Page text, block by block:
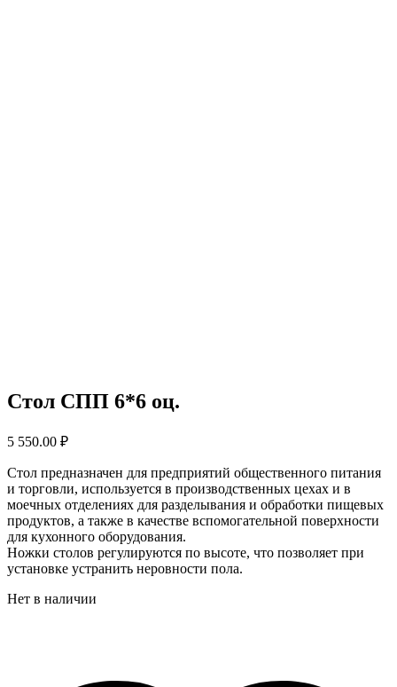
Стол СПП 6*6 оц.
5 550.00 ₽
Стол предназначен для предприятий общественного питания
и торговли, используется в производственных цехах и в
моечных отделениях для разделывания и обработки пищевых
продуктов, а также в качестве вспомогательной поверхности
для кухонного оборудования.
Ножки столов регулируются по высоте, что позволяет при
установке устранить неровности пола.
Нет в наличии